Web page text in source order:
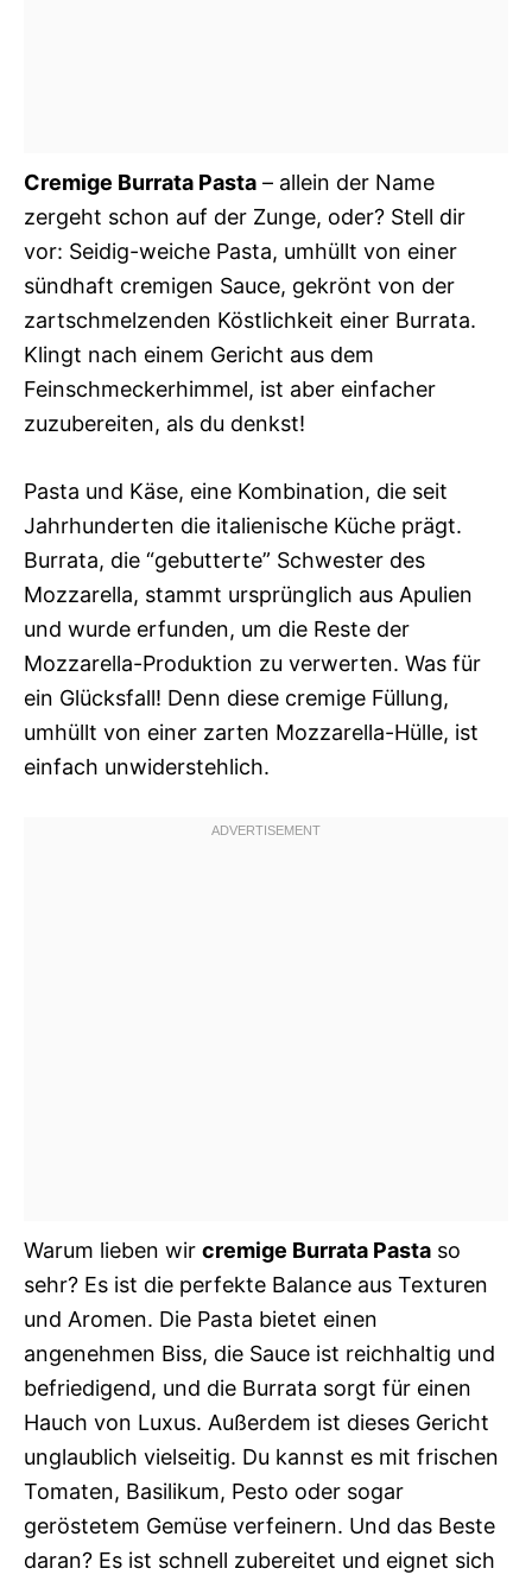
Cremige Burrata Pasta – allein der Name
zergeht schon auf der Zunge, oder? Stell dir
vor: Seidig-weiche Pasta, umhüllt von einer
sündhaft cremigen Sauce, gekrönt von der
zartschmelzenden Köstlichkeit einer Burrata.
Klingt nach einem Gericht aus dem
Feinschmeckerhimmel, ist aber einfacher
zuzubereiten, als du denkst!
Pasta und Käse, eine Kombination, die seit
Jahrhunderten die italienische Küche prägt.
Burrata, die “gebutterte” Schwester des
Mozzarella, stammt ursprünglich aus Apulien
und wurde erfunden, um die Reste der
Mozzarella-Produktion zu verwerten. Was für
ein Glücksfall! Denn diese cremige Füllung,
umhüllt von einer zarten Mozzarella-Hülle, ist
einfach unwiderstehlich.
Warum lieben wir cremige Burrata Pasta so
sehr? Es ist die perfekte Balance aus Texturen
und Aromen. Die Pasta bietet einen
angenehmen Biss, die Sauce ist reichhaltig und
befriedigend, und die Burrata sorgt für einen
Hauch von Luxus. Außerdem ist dieses Gericht
unglaublich vielseitig. Du kannst es mit frischen
Tomaten, Basilikum, Pesto oder sogar
geröstetem Gemüse verfeinern. Und das Beste
daran? Es ist schnell zubereitet und eignet sich